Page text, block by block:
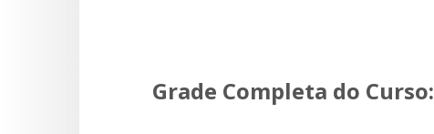
Grade Completa do Curso: